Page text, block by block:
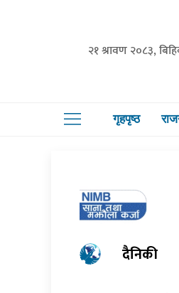
२१ श्रावण २०८३,
गृहपृष्ठ
दैनिकी